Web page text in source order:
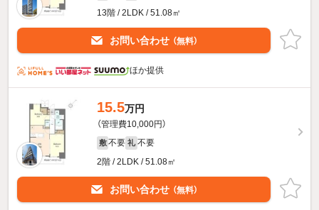
13階 / 2LDK / 51.08㎡
お問い合わせ （無料）
ほか提供
15.5万円
（管理費10,000円）
敷 不要 礼 不要
2階 / 2LDK / 51.08㎡
お問い合わせ （無料）